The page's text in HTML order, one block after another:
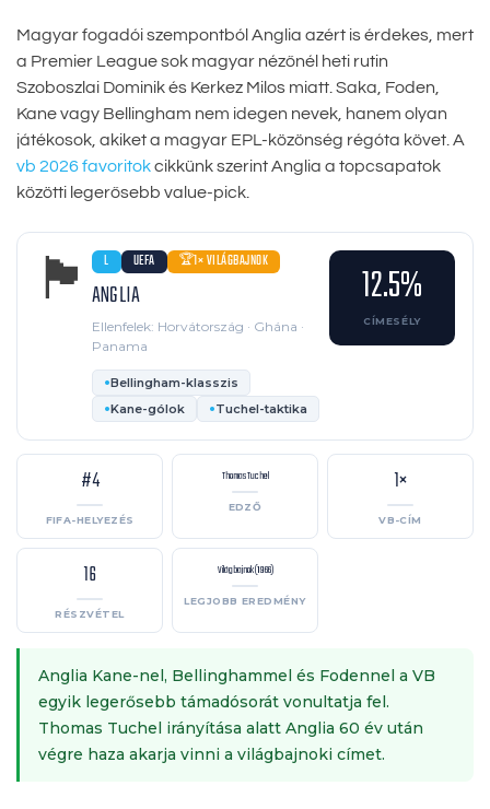
Magyar fogadói szempontból Anglia azért is érdekes, mert
a Premier League sok magyar nézőnél heti rutin
Szoboszlai Dominik és Kerkez Milos miatt. Saka, Foden,
Kane vagy Bellingham nem idegen nevek, hanem olyan
játékosok, akiket a magyar EPL-közönség régóta követ. A
vb 2026 favoritokcikkünk szerint Anglia a topcsapatok
közötti legerősebb value-pick.
🏴󠁧󠁢󠁥󠁮󠁧󠁿 L UEFA 🏆1× VILÁGBAJNOK
ANGLIA
Ellenfelek: Horvátország · Ghána ·
Panama
Bellingham-klasszis
Kane-gólok
Tuchel-taktika
12.5%
CÍMESÉLY
#4
FIFA-HELYEZÉS
Thomas Tuchel
EDZŐ
1×
VB-CÍM
16
RÉSZVÉTEL
Világbajnok (1966)
LEGJOBB EREDMÉNY
Anglia Kane-nel, Bellinghammel és Fodennel a VB
egyik legerősebb támadósorát vonultatja fel.
Thomas Tuchel irányítása alatt Anglia 60 év után
végre haza akarja vinni a világbajnoki címet.